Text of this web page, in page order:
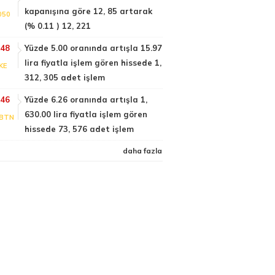
kapanışına göre 12, 85 artarak
(% 0.11 ) 12, 221
Yüzde 5.00 oranında artışla 15.97
lira fiyatla işlem gören hissede 1,
312, 305 adet işlem
Yüzde 6.26 oranında artışla 1,
630.00 lira fiyatla işlem gören
hissede 73, 576 adet işlem
daha fazla